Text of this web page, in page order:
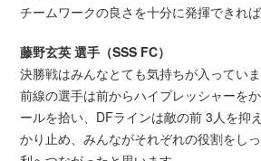
チームワークの良さを十分に発揮できれば
藤野玄英 選手（SSS FC）
決勝戦はみんなとても気持ちが入っていま
前線の選手は前からハイプレッシャーを
ールを拾い、DFラインは敵の前 3人を抑
かり止め、みんながそれぞれの役割をし